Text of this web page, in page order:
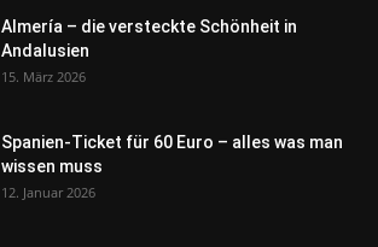
Almería – die versteckte Schönheit in
Andalusien
15. März 2026
Spanien-Ticket für 60 Euro – alles was man
wissen muss
12. Januar 2026